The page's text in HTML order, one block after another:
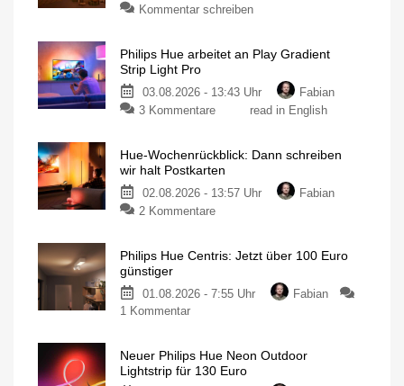
Kommentar schreiben
Philips Hue arbeitet an Play Gradient
Strip Light Pro
03.08.2026 - 13:43 Uhr
Fabian
3 Kommentare
read in English
Hue-Wochenrückblick: Dann schreiben
wir halt Postkarten
02.08.2026 - 13:57 Uhr
Fabian
2 Kommentare
Philips Hue Centris: Jetzt über 100 Euro
günstiger
01.08.2026 - 7:55 Uhr
Fabian
1 Kommentar
Neuer Philips Hue Neon Outdoor
Lightstrip für 130 Euro